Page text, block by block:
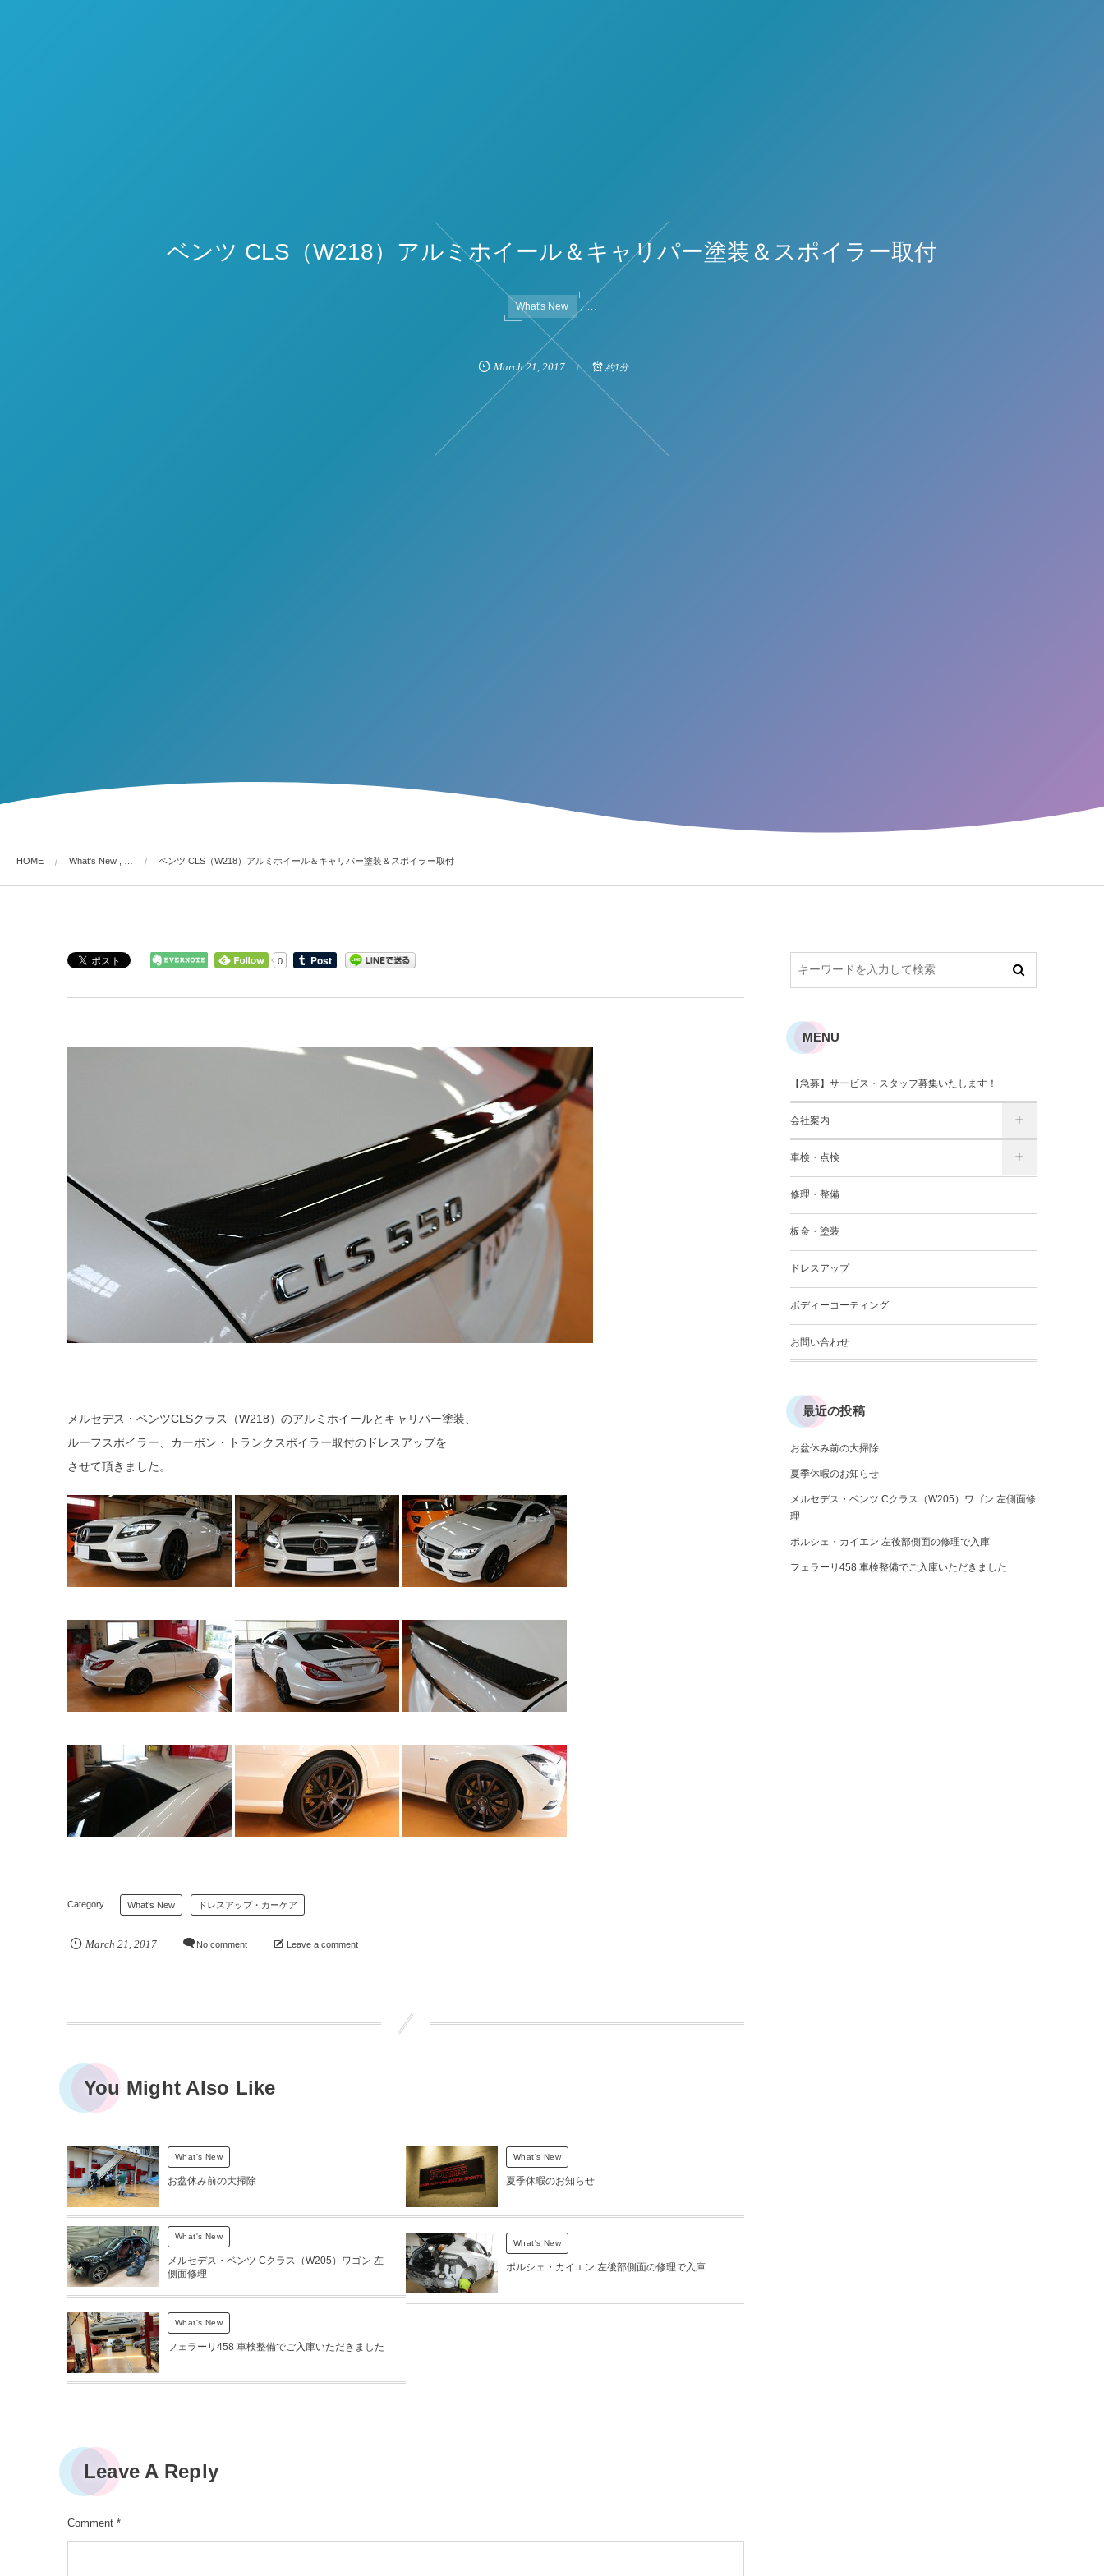
ベンツ CLS（W218）アルミホイール＆キャリパー塗装＆スポイラー取付
What's New , …
March 21 , 2017 約1分
HOME What's New , … ベンツ CLS（W218）アルミホイール＆キャリパー塗装＆スポイラー取付
0
メルセデス・ベンツCLSクラス（W218）のアルミホイールとキャリパー塗装、
ルーフスポイラー、カーボン・トランクスポイラー取付のドレスアップを
させて頂きました。
What's New ドレスアップ・カーケア
March 21 , 2017 No comment Leave a comment
You Might Also Like
What's New
お盆休み前の大掃除
What's New
夏季休暇のお知らせ
What's New
メルセデス・ベンツ Cクラス（W205）ワゴン 左
側面修理
What's New
ポルシェ・カイエン 左後部側面の修理で入庫
What's New
フェラーリ458 車検整備でご入庫いただきました
Leave A Reply
Comment *
MENU
【急募】サービス・スタッフ募集いたします！
会社案内
車検・点検
修理・整備
板金・塗装
ドレスアップ
ボディーコーティング
お問い合わせ
最近の投稿
お盆休み前の大掃除
夏季休暇のお知らせ
メルセデス・ベンツ Cクラス（W205）ワゴン 左側面修
理
ポルシェ・カイエン 左後部側面の修理で入庫
フェラーリ458 車検整備でご入庫いただきました